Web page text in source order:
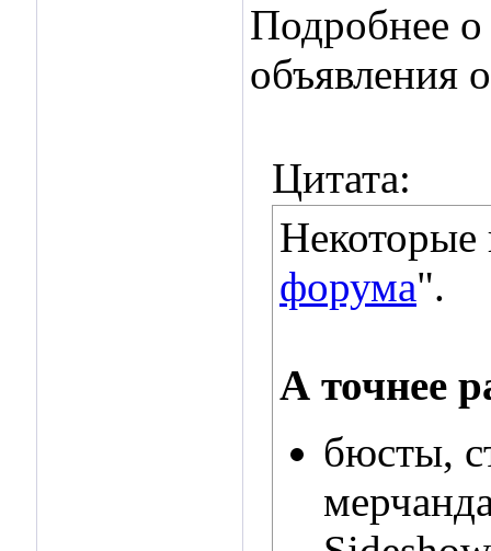
Подробнее
объявления
Цитата:
форума".
А точнее
бюсты,